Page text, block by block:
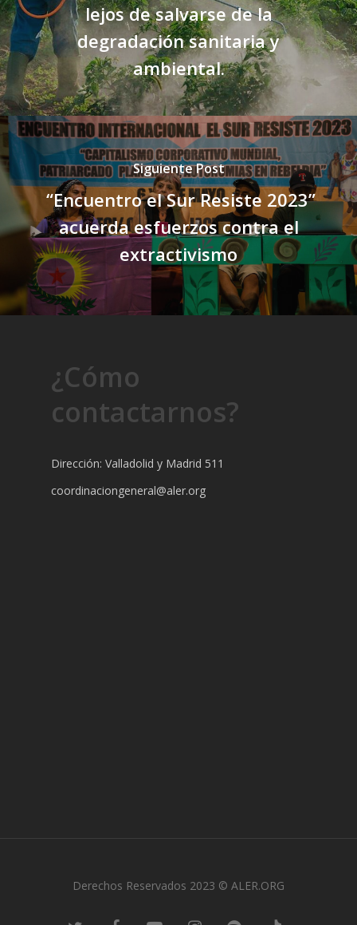
lejos de salvarse de la
degradación sanitaria y
ambiental.
Siguiente Post
“Encuentro el Sur Resiste 2023”
acuerda esfuerzos contra el
extractivismo
¿Cómo
contactarnos?
Dirección: Valladolid y Madrid 511
coordinaciongeneral@aler.org
Derechos Reservados 2023 © ALER.ORG